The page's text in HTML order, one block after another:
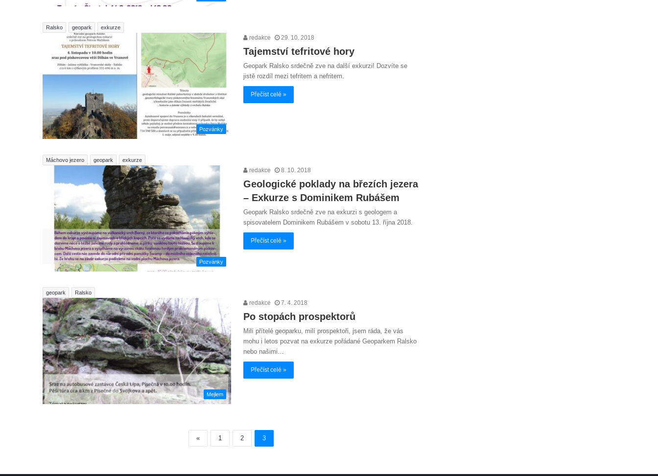
Ralsko geopark exkurze
Pozvánky
redakce 29. 10. 2018
Tajemství tefritové hory
Geopark Ralsko srdečně zve na další exkurzi! Dozvíte se
jistě rozdíl mezi tefritem a nefritem.
Přečíst celé »
Máchovo jezero geopark exkurze
Pozvánky
redakce 8. 10. 2018
Geologické poklady na březích jezera
– Exkurze s Dominikem Rubášem
Geopark Ralsko srdečně zve na exkurzi s geologem a
spisovatelem Dominikem Rubášem v sobotu 13. října 2018.
Přečíst celé »
geopark Ralsko
Mejlem
redakce 7. 4. 2018
Po stopách prospektorů
Milí přítelé geoparku, milí prospektoři, jsem ráda, že vás
mohu i letos pozvat na exkurze pořádané Geoparkem Ralsko
nebo našimi…
Přečíst celé »
« 1 2 3